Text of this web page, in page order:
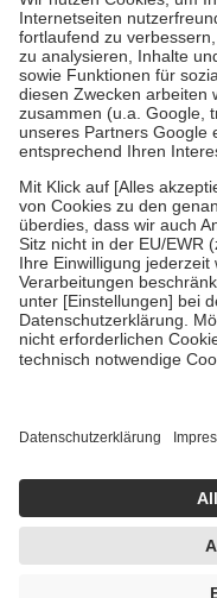
Prozent des
höchstens zehn Euro.Es
tatsächlichen Kosten der
Diese Regeln gelten
Bei Heilmitteln und
Zuzahlung zehn Prozent
Um das Engagement der
zu stärken und die
fallenkeine Zuzahlungen
• Kindern und
mit Ausnahme der
• Untersuchungen zur
GKV getragen werden
• empfohlenen
Wir nutzen Trusted
getroffen, um
handelt. Mehr
https://help.etrusted.com/
Einige Bilder und Inhalte